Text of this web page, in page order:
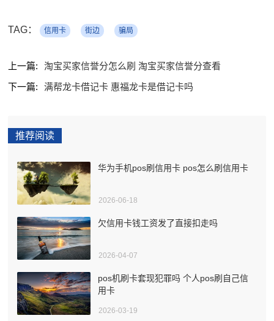
TAG： 信用卡 街边 骗局
上一篇:
淘宝买家信誉分怎么刷 淘宝买家信誉分查看
下一篇:
满帮龙卡借记卡 惠福龙卡是借记卡吗
推荐阅读
华为手机pos刷信用卡 pos怎么刷信用卡
2026-06-18
欠信用卡钱工资发了直接扣走吗
2026-04-07
pos机刷卡套现犯罪吗 个人pos刷自己信
用卡
2026-03-19